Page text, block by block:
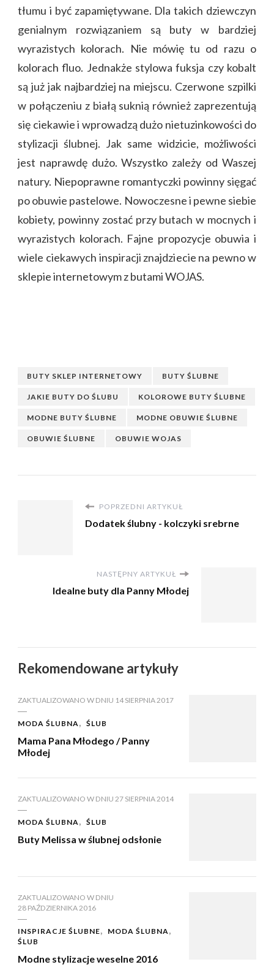
tłumu i być zapamiętywane. Dla takich dziewczyn
genialnym rozwiązaniem są buty w bardziej
wyrazistych kolorach. Nie mówię tu od razu o
kolorach fluo. Jednakże stylowa fuksja czy kobalt
są już jak najbardziej na miejscu. Czerwone szpilki
w połączeniu z białą suknią również zaprezentują
się ciekawie i wprowadzą dużo nietuzinkowości do
stylizacji ślubnej. Jak same widzicie, możliwości
jest naprawdę dużo. Wszystko zależy od Waszej
natury. Niepoprawne romantyczki powinny sięgać
po obuwie pastelowe. Nowoczesne i pewne siebie
kobiety, powinny zostać przy butach w mocnych i
wyrazistych kolorach. Fajne propozycje obuwia i
wiele ciekawych inspiracji znajdziecie na pewno w
sklepie internetowym z butami WOJAS.
BUTY SKLEP INTERNETOWY BUTY ŚLUBNE
JAKIE BUTY DO ŚLUBU KOLOROWE BUTY ŚLUBNE
MODNE BUTY ŚLUBNE MODNE OBUWIE ŚLUBNE
OBUWIE ŚLUBNE OBUWIE WOJAS
POPRZEDNI ARTYKUŁ
Dodatek ślubny - kolczyki srebrne
NASTĘPNY ARTYKUŁ
Idealne buty dla Panny Młodej
Rekomendowane artykuły
ZAKTUALIZOWANO W DNIU 14 SIERPNIA 2017
MODA ŚLUBNA ŚLUB
Mama Pana Młodego / Panny
Młodej
ZAKTUALIZOWANO W DNIU 27 SIERPNIA 2014
MODA ŚLUBNA ŚLUB
Buty Melissa w ślubnej odsłonie
ZAKTUALIZOWANO W DNIU
28 PAŹDZIERNIKA 2016
INSPIRACJE ŚLUBNE
MODA ŚLUBNA
ŚLUB
Modne stylizacje weselne 2016